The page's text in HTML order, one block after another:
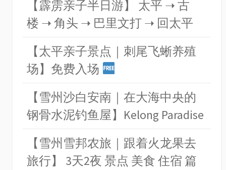
【霹雳亲子半日游】 太平 ➝ 古
楼 ➝ 角头 ➝ 巴里文打 ➝ 回太平
【太平亲子景点｜刺尾飞蜥养殖
场】免费入场
【雪州沙白安南｜在大海中央的
钢骨水泥钓鱼屋】Kelong Paradise
【雪州雪邦农旅｜跟着火龙果去
旅行】 3天2夜 景点 美食 住宿 篇